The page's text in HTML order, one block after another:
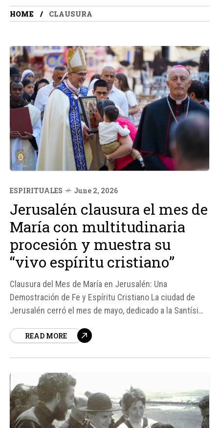
HOME CLAUSURA
ESPIRITUALES June 2, 2026
Jerusalén clausura el mes de
María con multitudinaria
procesión y muestra su
“vivo espíritu cristiano”
Clausura del Mes de María en Jerusalén: Una
Demostración de Fe y Espíritu Cristiano La ciudad de
Jerusalén cerró el mes de mayo, dedicado a la Santísima
las calles de la Ciudad Vieja, presidida por el Cardenal
READ MORE